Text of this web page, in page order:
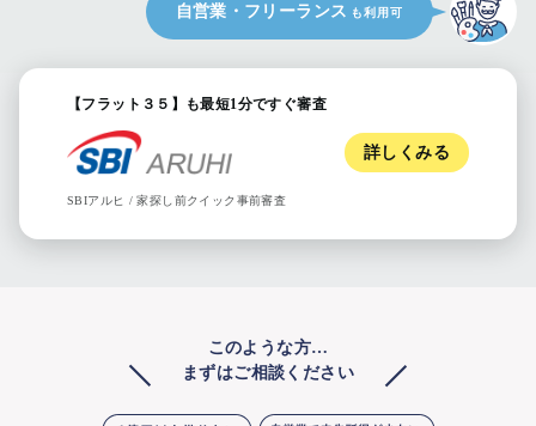
自営業 ・ フリーランス も利用可
【フラット３５】も最短1分ですぐ審査
詳しくみる
SBIアルヒ /家探し前クイック事前審査
このような方…
まずはご相談ください